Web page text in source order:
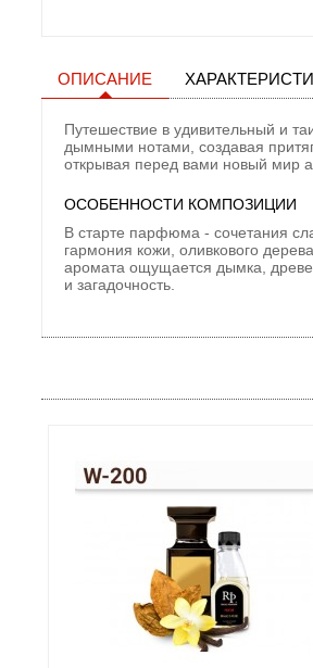
ОПИСАНИЕ
Путешествие в удивительный и
дымными нотами, создавая
открывая перед вами новый мир
ОСОБЕННОСТИ КОМПОЗИЦИИ
В старте парфюма - сочетания
гармония кожи, оливкового
аромата ощущается дымка,
и загадочность.